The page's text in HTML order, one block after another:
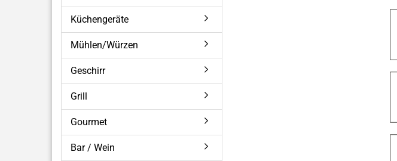
Küchengeräte
Mühlen/Würzen
Geschirr
Grill
Gourmet
Bar / Wein